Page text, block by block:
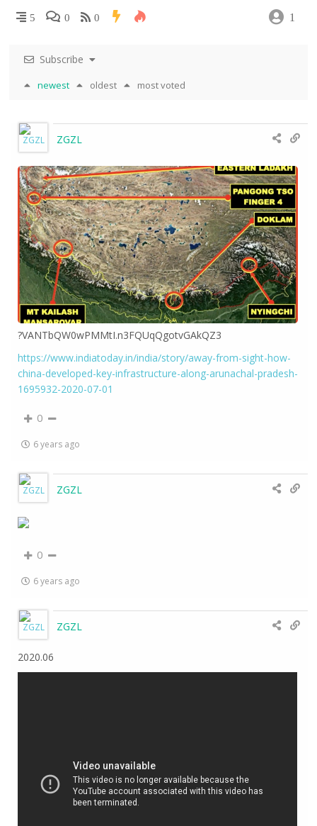
5 0 0 1
Subscribe
newest oldest most voted
ZGZL
?VANTbQW0wPMMtI.n3FQUqQgotvGAkQZ3
https://www.indiatoday.in/india/story/away-from-sight-how-
china-developed-key-infrastructure-along-arunachal-pradesh-
1695932-2020-07-01
0
6 years ago
ZGZL
0
6 years ago
ZGZL
2020.06